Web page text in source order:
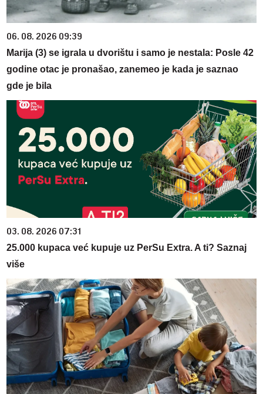
06. 08. 2026 09:39
Marija (3) se igrala u dvorištu i samo je nestala: Posle 42
godine otac je pronašao, zanemeo je kada je saznao
gde je bila
03. 08. 2026 07:31
25.000 kupaca već kupuje uz PerSu Extra. A ti? Saznaj
više